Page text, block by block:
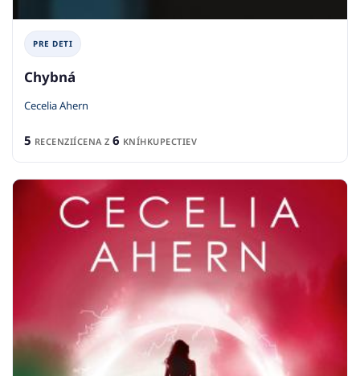
PRE DETI
Chybná
Cecelia Ahern
5 RECENZIÍCENA Z 6 KNÍHKUPECTIEV